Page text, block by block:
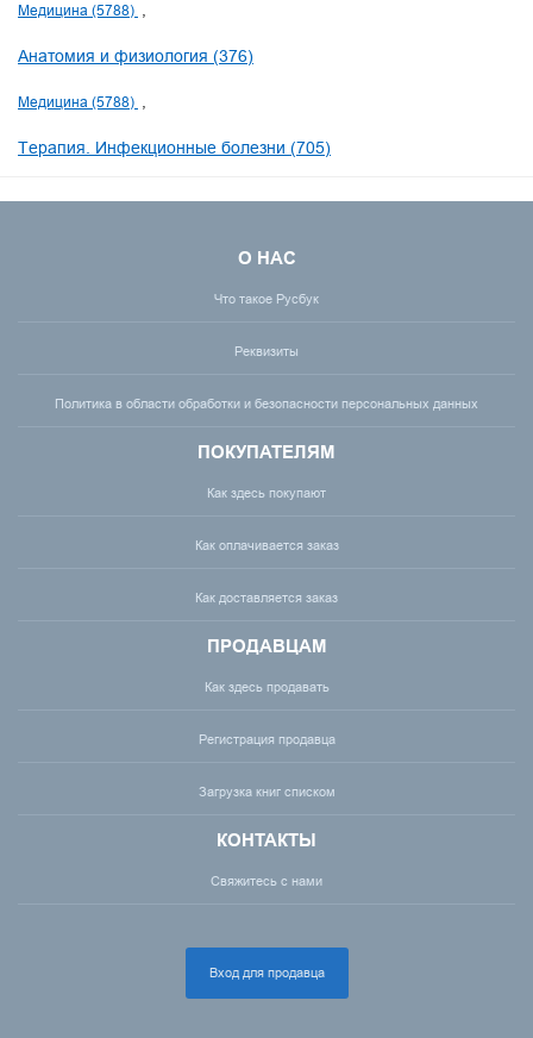
Медицина (5788)
Анатомия и физиология (376)
Медицина (5788)
Терапия. Инфекционные болезни (705)
О НАС
Что такое Русбук
Реквизиты
Политика в области обработки и безопасности персональных данных
ПОКУПАТЕЛЯМ
Как здесь покупают
Как оплачивается заказ
Как доставляется заказ
ПРОДАВЦАМ
Как здесь продавать
Регистрация продавца
Загрузка книг списком
КОНТАКТЫ
Свяжитесь с нами
Вход для продавца